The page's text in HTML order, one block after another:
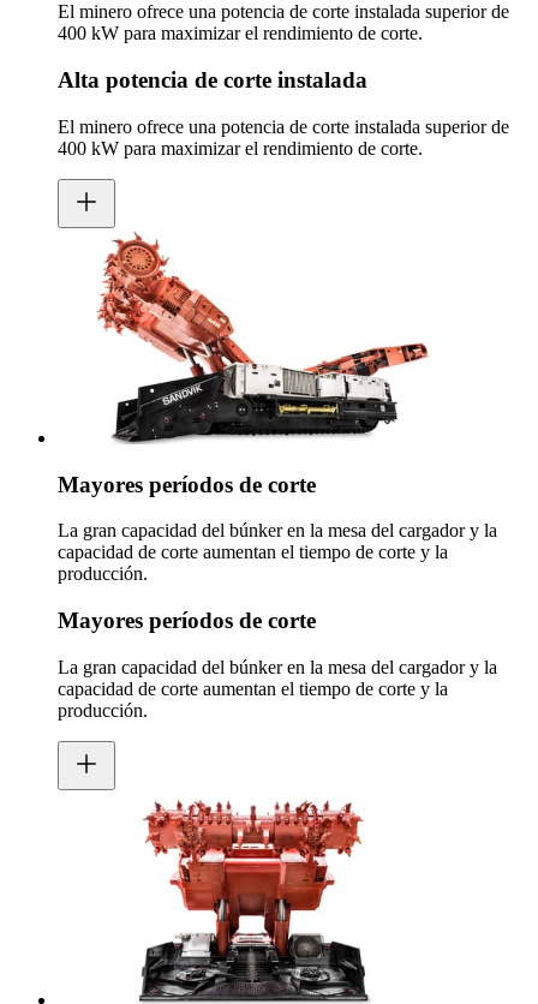
El minero ofrece una potencia de corte instalada superior de
400 kW para maximizar el rendimiento de corte.
Alta potencia de corte instalada
El minero ofrece una potencia de corte instalada superior de
400 kW para maximizar el rendimiento de corte.
Mayores períodos de corte
La gran capacidad del búnker en la mesa del cargador y la
capacidad de corte aumentan el tiempo de corte y la
producción.
Mayores períodos de corte
La gran capacidad del búnker en la mesa del cargador y la
capacidad de corte aumentan el tiempo de corte y la
producción.